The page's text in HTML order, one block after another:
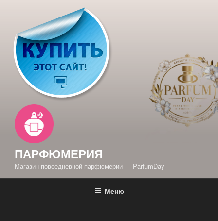
содержимому
ПАРФЮМЕРИЯ
Магазин повседневной парфюмерии — ParfumDay
Меню